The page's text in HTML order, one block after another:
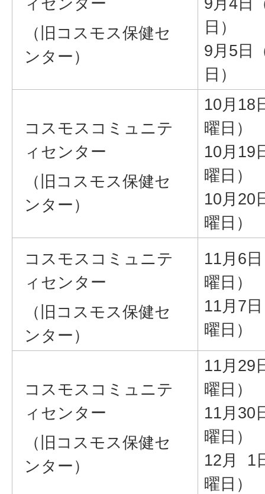
（旧コスモス保健セ
ンター）
日）
9月5日
日）
コスモスコミュニテ
ィセンター
（旧コスモス保健セ
ンター）
10月18
曜日）
10月19
曜日）
10月20
曜日）
コスモスコミュニテ
ィセンター
（旧コスモス保健セ
ンター）
11月6
曜日）
11月7
曜日）
コスモスコミュニテ
ィセンター
（旧コスモス保健セ
ンター）
11月29
曜日）
11月30
曜日）
12月 1
曜日）